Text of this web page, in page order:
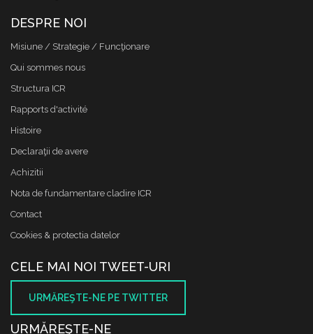
DESPRE NOI
Misiune / Strategie / Funcţionare
Qui sommes nous
Structura ICR
Rapports d'activité
Histoire
Declaraţii de avere
Achizitii
Nota de fundamentare cladire ICR
Contact
Cookies & protectia datelor
CELE MAI NOI TWEET-URI
URMĂREŞTE-NE PE TWITTER
URMĂREŞTE-NE